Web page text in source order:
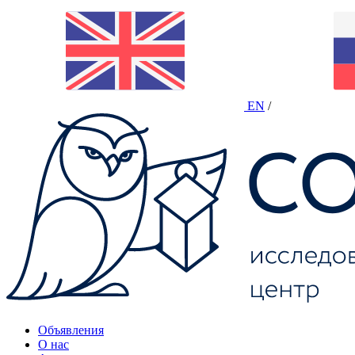
EN /
Объявления
О нас